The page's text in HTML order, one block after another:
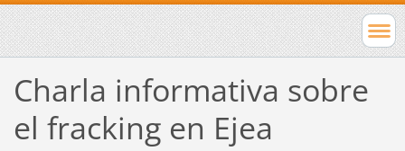
Charla informativa sobre
el fracking en Ejea